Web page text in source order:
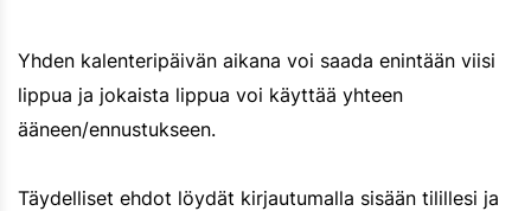
Yhden kalenteripäivän aikana voi saada enintään viisi
lippua ja jokaista lippua voi käyttää yhteen
ääneen/ennustukseen.
Täydelliset ehdot löydät kirjautumalla sisään tilillesi ja